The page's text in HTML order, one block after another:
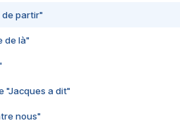
de partir"
de là"
"Jacques a dit"
nous"